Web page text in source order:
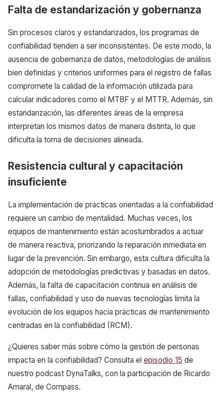
Falta de estandarización y gobernanza
Sin procesos claros y estandarizados, los programas de
confiabilidad tienden a ser inconsistentes. De este modo, la
ausencia de gobernanza de datos, metodologías de análisis
bien definidas y criterios uniformes para el registro de fallas
compromete la calidad de la información utilizada para
calcular indicadores como el MTBF y el MTTR. Además, sin
estandarización, las diferentes áreas de la empresa
interpretan los mismos datos de manera distinta, lo que
dificulta la toma de decisiones alineada.
Resistencia cultural y capacitación
insuficiente
La implementación de prácticas orientadas a la confiabilidad
requiere un cambio de mentalidad. Muchas veces, los
equipos de mantenimiento están acostumbrados a actuar
de manera reactiva, priorizando la reparación inmediata en
lugar de la prevención. Sin embargo, esta cultura dificulta la
adopción de metodologías predictivas y basadas en datos.
Además, la falta de capacitación continua en análisis de
fallas, confiabilidad y uso de nuevas tecnologías limita la
evolución de los equipos hacia prácticas de mantenimiento
centradas en la confiabilidad (RCM).
¿Quieres saber más sobre cómo la gestión de personas
impacta en la confiabilidad? Consulta el episodio 15 de
nuestro podcast DynaTalks, con la participación de Ricardo
Amaral, de Compass.